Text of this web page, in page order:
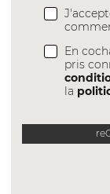
En
pris
la